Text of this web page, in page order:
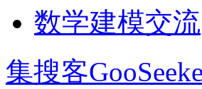
数学建模交流
集搜客